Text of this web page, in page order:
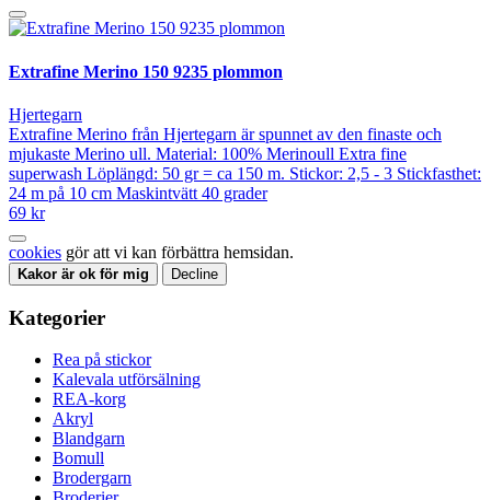
Extrafine Merino 150 9235 plommon
Hjertegarn
Extrafine Merino från Hjertegarn är spunnet av den finaste och
mjukaste Merino ull. Material: 100% Merinoull Extra fine
superwash Löplängd: 50 gr = ca 150 m. Stickor: 2,5 - 3 Stickfasthet:
24 m på 10 cm Maskintvätt 40 grader
69 kr
cookies gör att vi kan förbättra hemsidan.
Kakor är ok för mig Decline
Kategorier
Rea på stickor
Kalevala utförsälning
REA-korg
Akryl
Blandgarn
Bomull
Brodergarn